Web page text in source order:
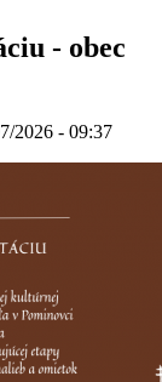
- obec
2026 - 09:37